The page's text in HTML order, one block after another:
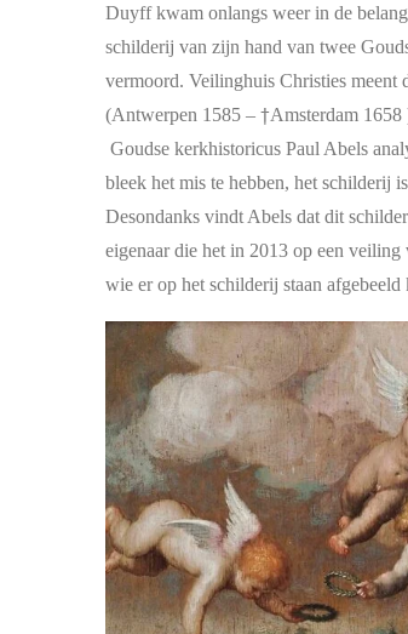
Duyff kwam onlangs weer in de
schilderij van zijn hand van twee
vermoord. Veilinghuis Christies meent
(Antwerpen 1585 – †Amsterdam
Goudse kerkhistoricus Paul Abels
bleek het mis te hebben, het schilderij
Desondanks vindt Abels dat dit
eigenaar die het in 2013 op een
wie er op het schilderij staan